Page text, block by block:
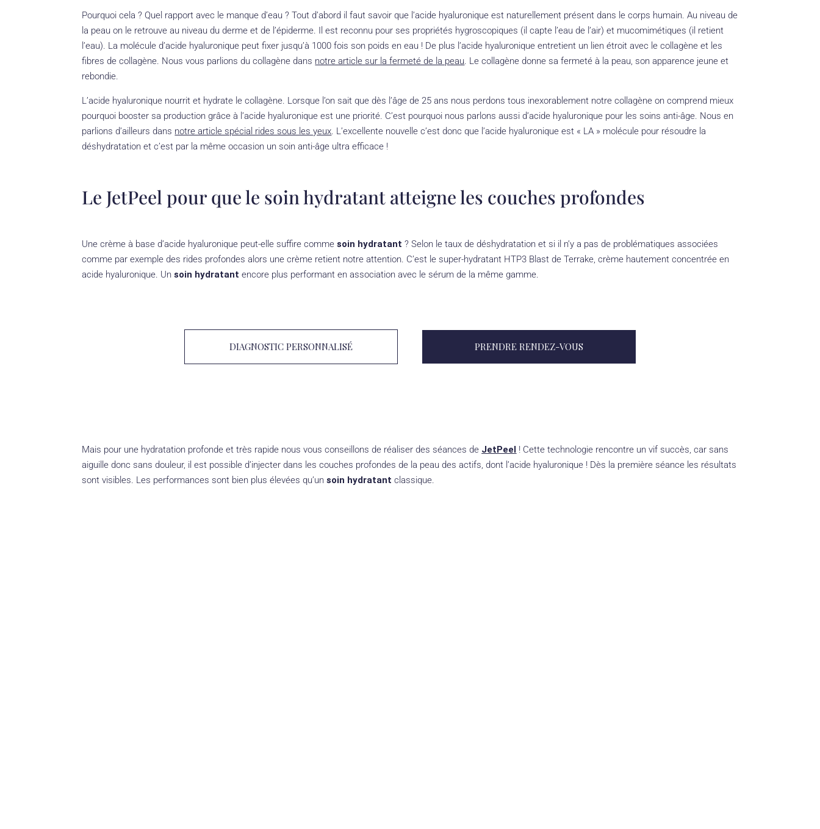
Pourquoi cela ? Quel rapport avec le manque d’eau ? Tout d’abord il faut savoir que l’acide hyaluronique est naturellement présent dans le corps humain. Au niveau de
la peau on le retrouve au niveau du derme et de l’épiderme. Il est reconnu pour ses propriétés hygroscopiques (il capte l’eau de l’air) et mucomimétiques (il retient
l’eau). La molécule d’acide hyaluronique peut fixer jusqu’à 1000 fois son poids en eau ! De plus l’acide hyaluronique entretient un lien étroit avec le collagène et les
fibres de collagène. Nous vous parlions du collagène dans notre article sur la fermeté de la peau. Le collagène donne sa fermeté à la peau, son apparence jeune et
rebondie.
L’acide hyaluronique nourrit et hydrate le collagène. Lorsque l’on sait que dès l’âge de 25 ans nous perdons tous inexorablement notre collagène on comprend mieux
pourquoi booster sa production grâce à l’acide hyaluronique est une priorité. C’est pourquoi nous parlons aussi d’acide hyaluronique pour les soins anti-âge. Nous en
parlions d’ailleurs dans notre article spécial rides sous les yeux. L’excellente nouvelle c’est donc que l’acide hyaluronique est « LA » molécule pour résoudre la
déshydratation et c’est par la même occasion un soin anti-âge ultra efficace !
Le JetPeel pour que le soin hydratant atteigne les couches profondes
Une crème à base d’acide hyaluronique peut-elle suffire commesoin hydratant ? Selon le taux de déshydratation et si il n’y a pas de problématiques associées
comme par exemple des rides profondes alors une crème retient notre attention. C’est le super-hydratant HTP3 Blast de Terrake, crème hautement concentrée en
acide hyaluronique. Unsoin hydratant encore plus performant en association avec le sérum de la même gamme.
DIAGNOSTIC PERSONNALISÉ PRENDRE RENDEZ-VOUS
Mais pour une hydratation profonde et très rapide nous vous conseillons de réaliser des séances de JetPeel ! Cette technologie rencontre un vif succès, car sans
aiguille donc sans douleur, il est possible d’injecter dans les couches profondes de la peau des actifs, dont l’acide hyaluronique ! Dès la première séance les résultats
sont visibles. Les performances sont bien plus élevées qu’unsoin hydratant classique.